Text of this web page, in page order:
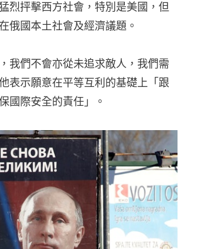
烈抨擊西方社會，特別是美國，但
俄國本土社會及經濟議題。
我們不會亦從未追求敵人，我們需
表示願意在平等互利的基礎上「跟
國際安全的責任」。